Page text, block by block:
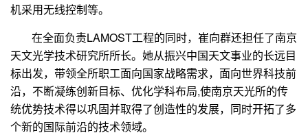
机采用无线控制等。
在全面负责LAMOST工程的同时，崔向群还担任了南京
天文光学技术研究所所长。她从振兴中国天文事业的长远目
标出发，带领全所职工面向国家战略需求，面向世界科技前
沿，不断凝练创新目标、优化学科布局,使南京天光所的传
统优势技术得以巩固并取得了创造性的发展，同时开拓了多
个新的国际前沿的技术领域。